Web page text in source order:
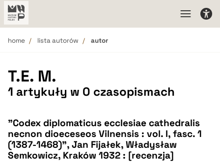
home lista autorów autor
T.E. M.
1 artykuły w 0 czasopismach
"Codex diplomaticus ecclesiae cathedralis
necnon dioeceseos Vilnensis : vol. I, fasc. 1
(1387-1468)", Jan Fijałek, Władysław
Semkowicz, Kraków 1932 : [recenzja]